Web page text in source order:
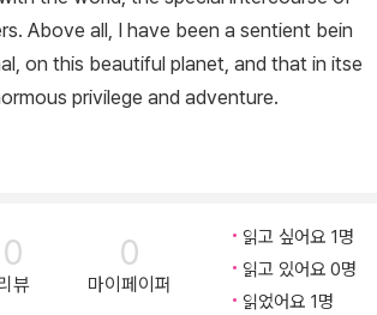
Above all, I have been a sentient bein
on this beautiful planet, and that in itse
privilege and adventure.
0
뷰
0
마이페이퍼
읽고 싶어요 1명
읽고 있어요 0명
읽었어요 1명